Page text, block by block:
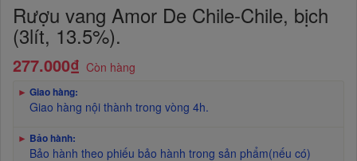
Rượu vang Amor De Chile-Chile, bịch
(3lít, 13.5%).
277.000₫ Còn hàng
► Giao hàng:
Giao hàng nội thành trong vòng 4h.
► Bảo hành:
Bảo hành theo phiếu bảo hành trong sản phẩm(nếu có)